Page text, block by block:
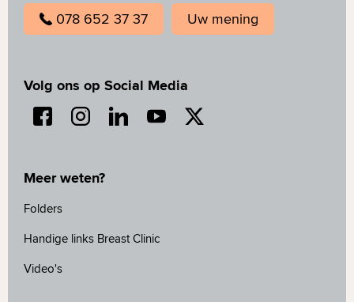
078 652 37 37 Uw mening
Volg ons op Social Media
Meer weten?
Folders
Handige links Breast Clinic
Video's